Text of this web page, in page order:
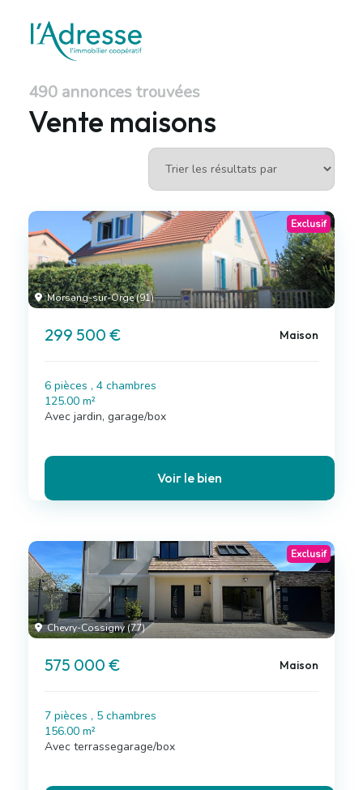
490 annonces trouvées
Vente maisons
Morsang-sur-Orge (91)
Exclusif
299 500 € Maison
6 pièces , 4 chambres
125.00 m²
Avec jardin, garage/box
Voir le bien
Chevry-Cossigny (77)
Exclusif
575 000 € Maison
7 pièces , 5 chambres
156.00 m²
Avec terrassegarage/box